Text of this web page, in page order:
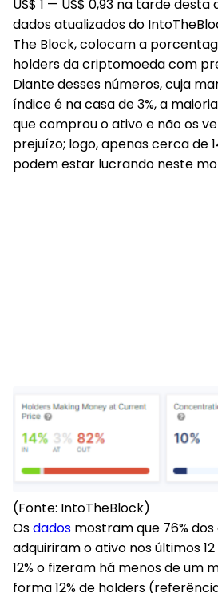
US$ 1 — US$ 0,93 na tarde
dados atualizados do
The Block, colocam a
holders da criptomoeda com
Diante desses números, cuja
índice é na casa de 3%, a
que comprou o ativo e não os
prejuízo; logo, apenas cerca de
podem estar lucrando neste
(Fonte: IntoTheBlock)
Osdados mostram que 76%
adquiriram o ativo nos últimos
12% o fizeram há menos de um
forma 12% de holders